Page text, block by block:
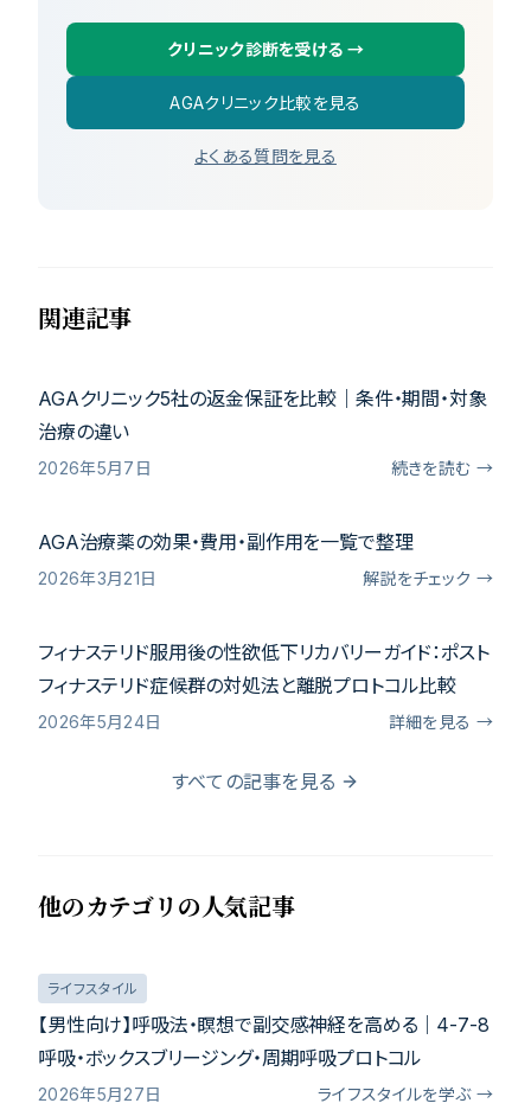
クリニック診断を受ける →
AGAクリニック比較を見る
よくある質問を見る
関連記事
AGAクリニック5社の返金保証を比較｜条件・期間・対象
治療の違い
2026年5月7日 続きを読む →
AGA治療薬の効果・費用・副作用を一覧で整理
2026年3月21日 解説をチェック →
フィナステリド服用後の性欲低下リカバリーガイド：ポスト
フィナステリド症候群の対処法と離脱プロトコル比較
2026年5月24日 詳細を見る →
すべての記事を見る
他のカテゴリの人気記事
ライフスタイル
【男性向け】呼吸法・瞑想で副交感神経を高める｜4-7-8
呼吸・ボックスブリージング・周期呼吸プロトコル
2026年5月27日 ライフスタイルを学ぶ →